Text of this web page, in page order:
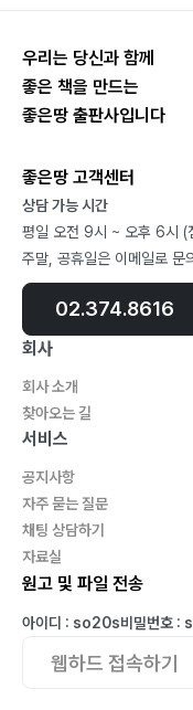
노인의 비애•126
어차피의 의미•128
우리의 인생길•130
아직도 늙었다는 걸
시간아! 멈추어다오
미련 없이 과감하게
關係_관계
영원한 친구•146
네가 내 마음을 알겠
무심코 한 말•152
56년 만에 미국에서
자식은 부모의 울타리
萬事_만사
표현의 자유로움•164
세월호의 슬픈 사건
바뀌어 가고 있는 세
우리는 당신과 함께
좋은 책을 만드는
좋은땅 출판사입니다
좋은땅 고객센터
상담 가능 시간
평일 오전 9시 ~ 오후 6시 (
주말, 공휴일은 이메일로 문
02.374.8616
회사
회사 소개
찾아오는 길
서비스
공지사항
자주 묻는 질문
채팅 상담하기
자료실
원고 및 파일 전송
아이디 : so20s비밀번호 :
웹하드 접속하기